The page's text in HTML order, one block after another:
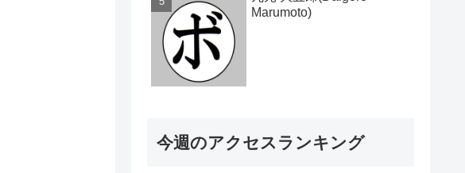
Marumoto)
今週のアクセスランキング